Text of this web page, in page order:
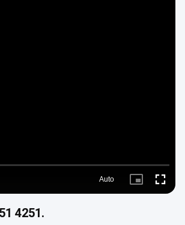
Auto
Picture- Fullscreen
4251.